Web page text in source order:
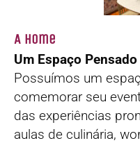
A Home
Um Espaço
Possuímos um
comemorar seu
das experiências
aulas de culinária,